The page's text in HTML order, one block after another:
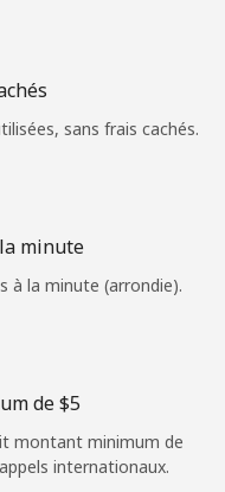
sans frais cachés.
minute
à la minute (arrondie).
de ⁦$5⁩
montant minimum de
internationaux.